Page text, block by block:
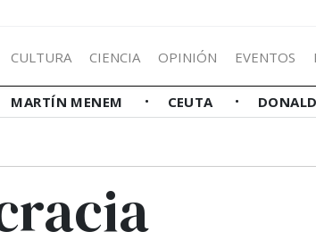
CULTURA CIENCIA OPINIÓN EVENTOS
MARTÍN MENEM CEUTA